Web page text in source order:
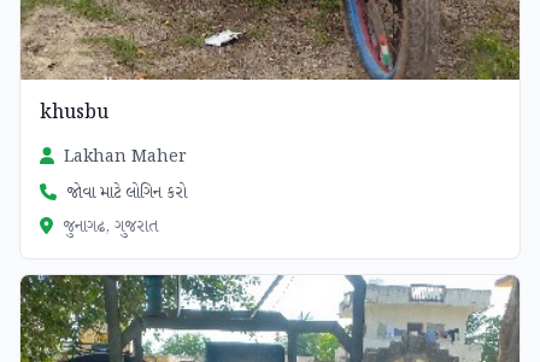
khusbu
Lakhan Maher
જોવા માટે લોગિન કરો
જુનાગઢ, ગુજરાત